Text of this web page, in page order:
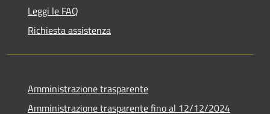
Leggi le FAQ
Richiesta assistenza
Amministrazione trasparente
Amministrazione trasparente fino al 12/12/2024